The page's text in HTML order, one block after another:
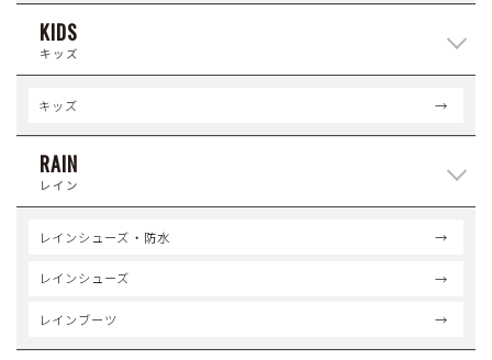
KIDS
キッズ
キッズ
RAIN
レイン
レインシューズ・防水
レインシューズ
レインブーツ